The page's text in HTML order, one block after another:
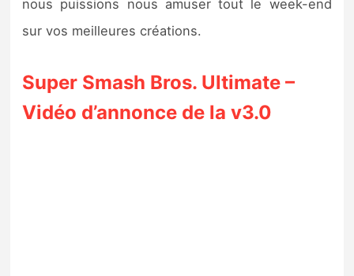
nous puissions nous amuser tout le week-end
sur vos meilleures créations.
Super Smash Bros. Ultimate –
Vidéo d’annonce de la v3.0